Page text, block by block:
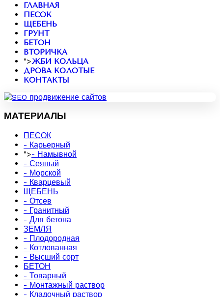
ГЛАВНАЯ
ПЕСОК
ЩЕБЕНЬ
ГРУНТ
БЕТОН
ВТОРИЧКА
">ЖБИ КОЛЬЦА
ДРОВА КОЛОТЫЕ
КОНТАКТЫ
МАТЕРИАЛЫ
ПЕСОК
- Карьерный
">- Намывной
- Сеяный
- Морской
- Кварцевый
ЩЕБЕНЬ
- Отсев
- Гранитный
- Для бетона
ЗЕМЛЯ
- Плодородная
- Котлованная
- Высший сорт
БЕТОН
- Товарный
- Монтажный раствор
- Кладочный раствор